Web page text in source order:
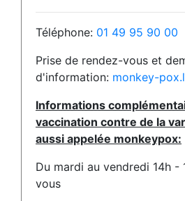
Téléphone: 01 49 95 90 00
Prise de rendez-vous et
d'information: monkey-
Informations
vaccination contre de la
aussi appelée monkeypox:
Du mardi au vendredi 14h -
vous